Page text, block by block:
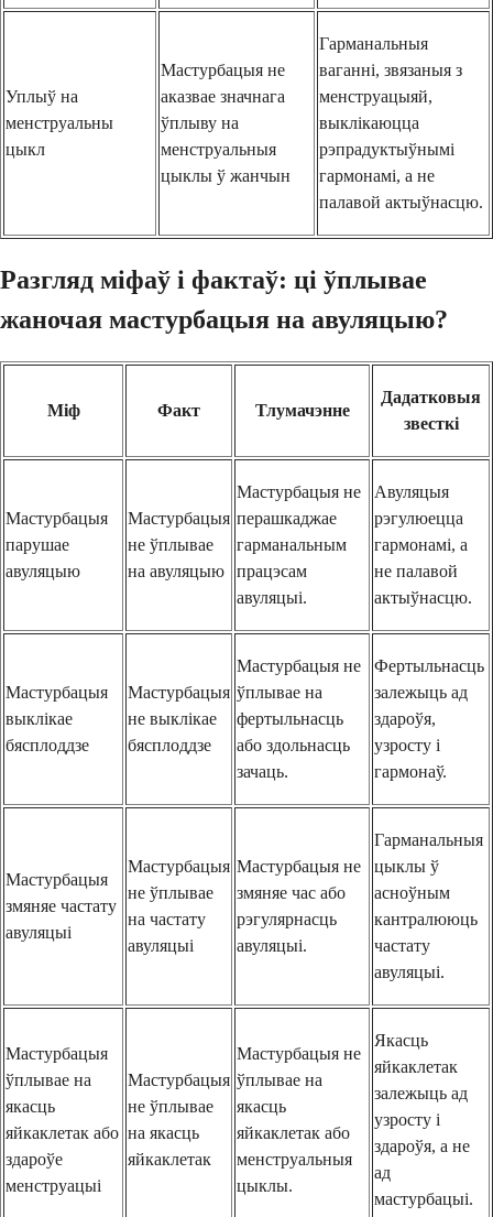
Уплыў на
менструальны
цыкл
Мастурбацыя не
аказвае значнага
ўплыву на
менструальныя
цыклы ў жанчын
Гарманальныя
ваганні, звязаныя з
менструацыяй,
выклікаюцца
рэпрадуктыўнымі
гармонамі, а не
палавой актыўнасцю.
Разгляд міфаў і фактаў: ці ўплывае
жаночая мастурбацыя на авуляцыю?
Міф Факт Тлумачэнне
Дадатковыя
звесткі
Мастурбацыя
парушае
авуляцыю
Мастурбацыя
не ўплывае
на авуляцыю
Мастурбацыя не
перашкаджае
гарманальным
працэсам
авуляцыі.
Авуляцыя
рэгулюецца
гармонамі, а
не палавой
актыўнасцю.
Мастурбацыя
выклікае
бясплоддзе
Мастурбацыя
не выклікае
бясплоддзе
Мастурбацыя не
ўплывае на
фертыльнасць
або здольнасць
зачаць.
Фертыльнасць
залежыць ад
здароўя,
узросту і
гармонаў.
Мастурбацыя
змяняе частату
авуляцыі
Мастурбацыя
не ўплывае
на частату
авуляцыі
Мастурбацыя не
змяняе час або
рэгулярнасць
авуляцыі.
Гарманальныя
цыклы ў
асноўным
кантралююць
частату
авуляцыі.
Мастурбацыя
ўплывае на
якасць
яйкаклетак або
здароўе
менструацыі
Мастурбацыя
не ўплывае
на якасць
яйкаклетак
Мастурбацыя не
ўплывае на
якасць
яйкаклетак або
менструальныя
цыклы.
Якасць
яйкаклетак
залежыць ад
узросту і
здароўя, а не
ад
мастурбацыі.